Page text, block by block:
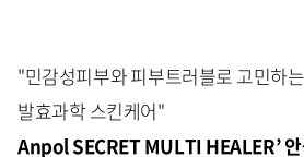
"민감성피부와 피부트러블로 고민하
발효과학 스킨케어"
Anpol SECRET MULTI HEALER’